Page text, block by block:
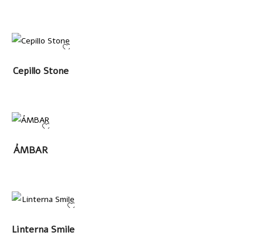
LEER MÁS
Cepillo Stone
MÁS
ÁMBAR
LEER MÁS
Linterna Smile